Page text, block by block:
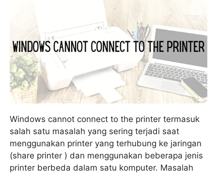
Windows cannot connect to the printer termasuk
salah satu masalah yang sering terjadi saat
menggunakan printer yang terhubung ke jaringan
(share printer ) dan menggunakan beberapa jenis
printer berbeda dalam satu komputer. Masalah